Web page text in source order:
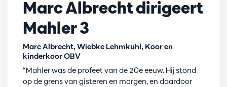
Marc Albrecht dirigeert
Mahler 3
Marc Albrecht, Wiebke Lehmkuhl, Koor en
kinderkoor OBV
“Mahler was de profeet van de 20e eeuw. Hij stond
op de grens van gisteren en morgen, en daardoor